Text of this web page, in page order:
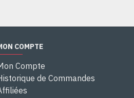
COMPTE
Compte
de Commandes